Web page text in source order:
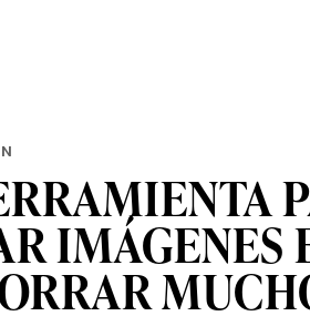
IMÁGENES